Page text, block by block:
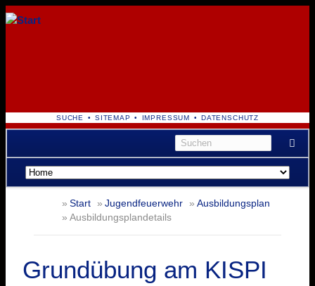
NAVIGATION
ÜBERSPRINGEN
SUCHE SITEMAP IMPRESSUM DATENSCHUTZ
Navigation
überspringen
Start Jugendfeuerwehr
Ausbildungsplan
Ausbildungsplandetails
Grundübung am KISPI